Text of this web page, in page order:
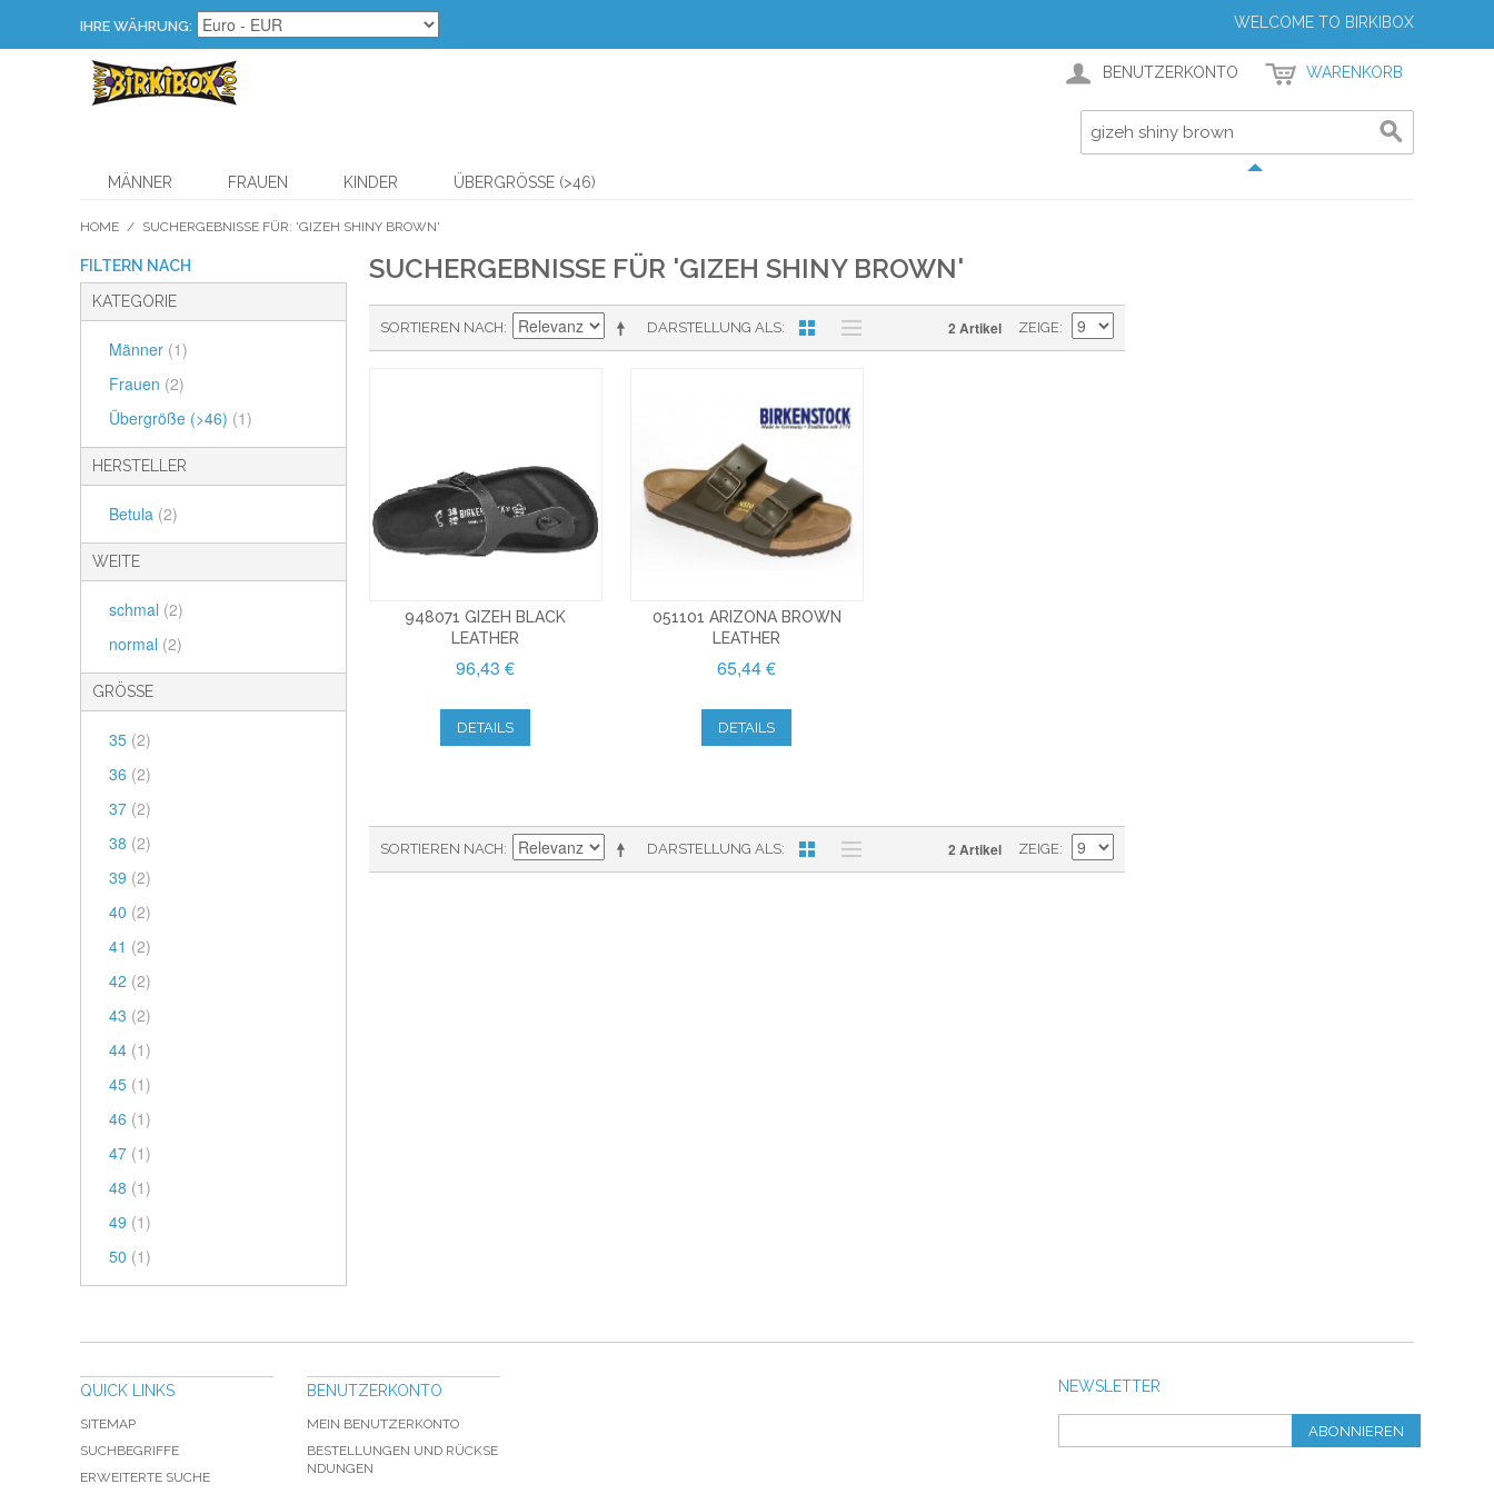
IHRE WÄHRUNG: WELCOME TO BIRKIBOX
BENUTZERKONTO WARENKORB
MÄNNER FRAUEN KINDER ÜBERGRÖSSE (>46)
HOME / SUCHERGEBNISSE FÜR: 'GIZEH SHINY BROWN'
FILTERN NACH
KATEGORIE
Männer (1)
Frauen (2)
Übergröße (>46) (1)
HERSTELLER
Betula (2)
WEITE
schmal (2)
normal (2)
GRÖSSE
35 (2)
36 (2)
37 (2)
38 (2)
39 (2)
40 (2)
41 (2)
42 (2)
43 (2)
44 (1)
45 (1)
46 (1)
47 (1)
48 (1)
49 (1)
50 (1)
SUCHERGEBNISSE FÜR 'GIZEH SHINY BROWN'
DARSTELLUNG ALS
SORTIEREN NACH 2 Artikel ZEIGE
948071 GIZEH BLACK
LEATHER
96,43 €
DETAILS
051101 ARIZONA BROWN
LEATHER
65,44 €
DETAILS
DARSTELLUNG ALS
SORTIEREN NACH 2 Artikel ZEIGE
NEWSLETTER
ABONNIEREN
QUICK LINKS
SITEMAP
SUCHBEGRIFFE
ERWEITERTE SUCHE
BENUTZERKONTO
MEIN BENUTZERKONTO
BESTELLUNGEN UND RÜCKSE
NDUNGEN